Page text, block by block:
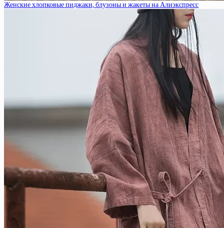
Женские хлопковые пиджаки, блузоны и жакеты на Алиэкспресс